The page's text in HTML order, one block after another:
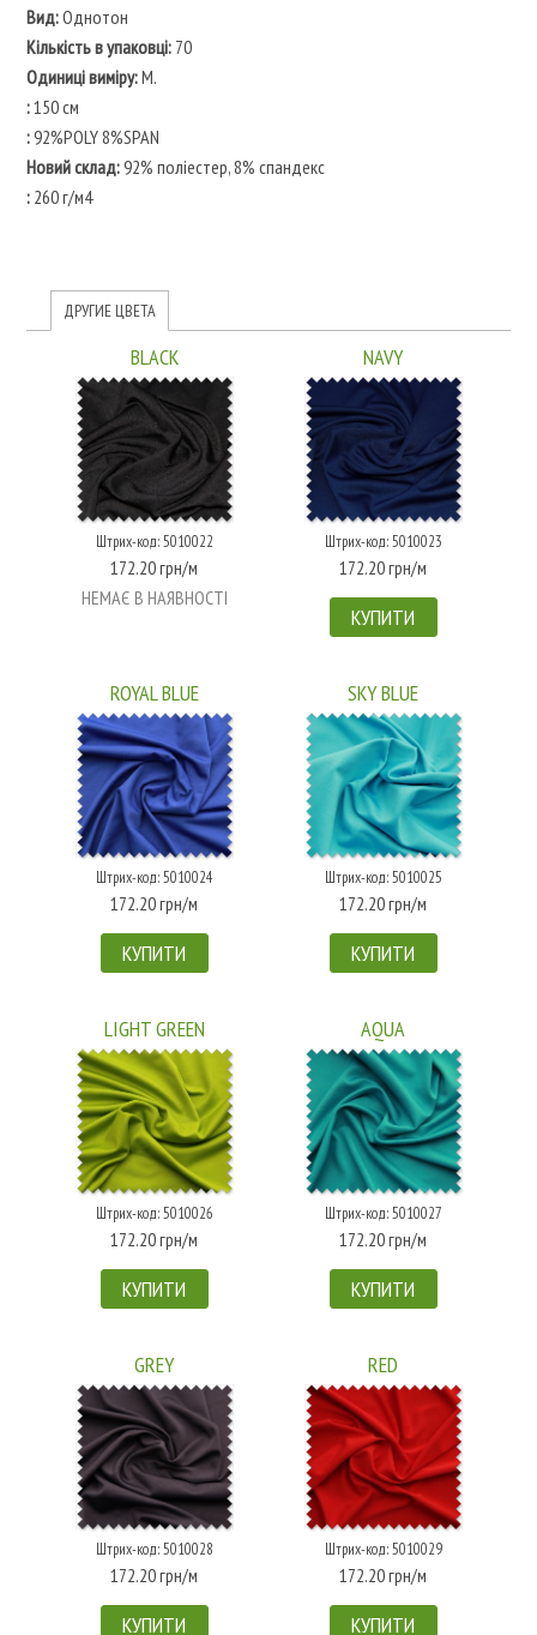
Вид:Однотон
Кількість в упаковці:70
Одиниці виміру:M.
:150 см
:92%POLY 8%SPAN
Новий склад:92% поліестер, 8% спандекс
:260 г/м4
ДРУГИЕ ЦВЕТА
BLACK
Штрих-код: 5010022
172.20 грн/м
НЕМАЄ В НАЯВНОСТІ
NAVY
Штрих-код: 5010023
172.20 грн/м
КУПИТИ
ROYAL BLUE
Штрих-код: 5010024
172.20 грн/м
КУПИТИ
SKY BLUE
Штрих-код: 5010025
172.20 грн/м
КУПИТИ
LIGHT GREEN
Штрих-код: 5010026
172.20 грн/м
КУПИТИ
AQUA
Штрих-код: 5010027
172.20 грн/м
КУПИТИ
GREY
Штрих-код: 5010028
172.20 грн/м
КУПИТИ
RED
Штрих-код: 5010029
172.20 грн/м
КУПИТИ